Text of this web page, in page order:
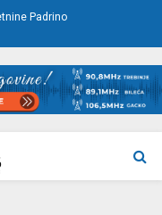
Padrino